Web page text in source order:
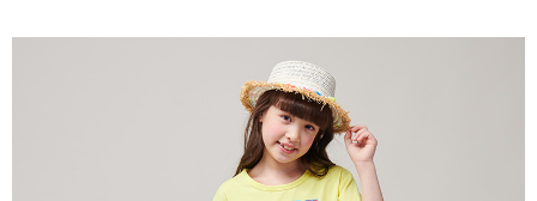
付款後7-11取貨
每筆NT$80，滿NT$2,000(含以上)免運費
每筆NT$80，滿NT$2,000(含以上)免運費